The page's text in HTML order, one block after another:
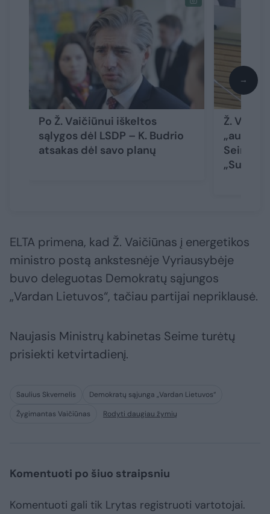
Po Ž. Vaičiūnui iškeltos
sąlygos dėl LSDP – K. Budrio
atsakas dėl savo planų
Ž.
Seimo
→
ELTA primena, kad Ž. Vaičiūnas į energetikos
ministro postą ankstesnėje Vyriausybėje
buvo deleguotas Demokratų sąjungos
„Vardan Lietuvos“, tačiau partijai nepriklausė.
Naujasis Ministrų kabinetas Seime turėtų
prisiekti ketvirtadienį.
Saulius Skvernelis
Demokratų sąjunga „Vardan Lietuvos“
Žygimantas Vaičiūnas
Rodyti daugiau žymių
Komentuoti po šiuo straipsniu
Komentuoti gali tik Lrytas registruoti vartotojai.